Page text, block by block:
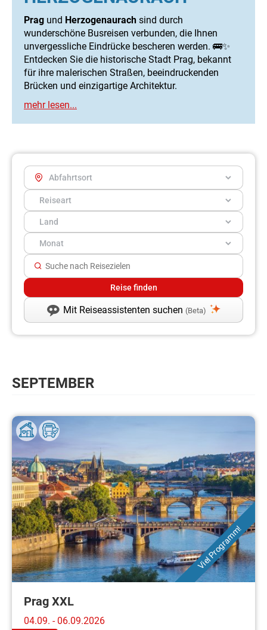
Prag und Herzogenaurach sind durch
wunderschöne Busreisen verbunden, die Ihnen
unvergessliche Eindrücke bescheren werden. 🚌✨
Entdecken Sie die historische Stadt Prag, bekannt
für ihre malerischen Straßen, beeindruckenden
Brücken und einzigartige Architektur.
Mit Reiseassistenten suchen (Beta)
SEPTEMBER
Viel Programm!
Prag XXL
04.09. - 06.09.2026